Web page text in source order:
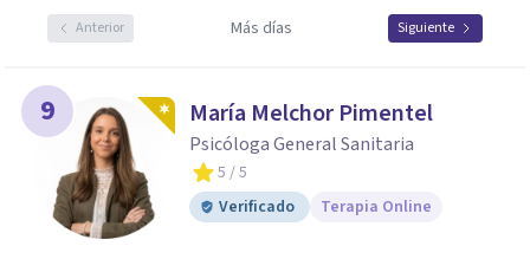
Anterior Más días Siguiente
9 María Melchor Pimentel
Psicóloga General Sanitaria
5 / 5
Verificado
Terapia Online